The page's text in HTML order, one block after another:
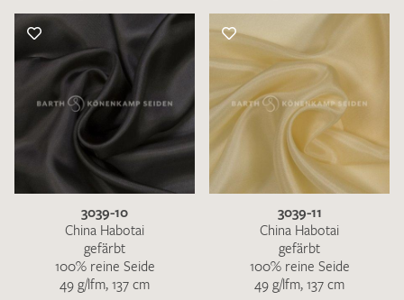
3039-10
China Habotai
gefärbt
100% reine Seide
49 g/lfm, 137 cm
3039-11
China Habotai
gefärbt
100% reine Seide
49 g/lfm, 137 cm